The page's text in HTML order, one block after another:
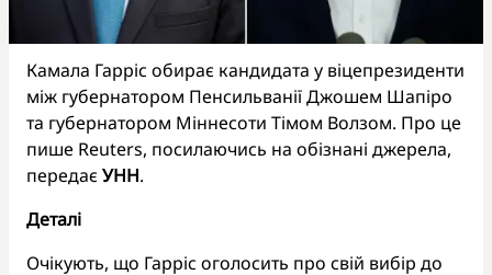
Камала Гарріс обирає кандидата у віцепрезиденти
між губернатором Пенсильванії Джошем Шапіро
та губернатором Міннесоти Тімом Волзом. Про це
пише Reuters, посилаючись на обізнані джерела,
передає УНН.
Деталі
Очікують, що Гарріс оголосить про свій вибір до